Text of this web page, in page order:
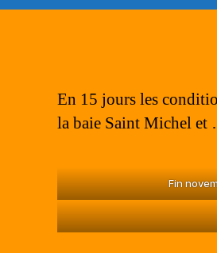
En 15 jours les
la baie Saint Michel
Fin